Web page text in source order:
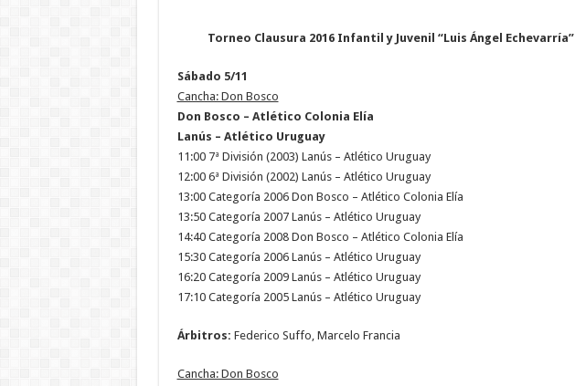
Torneo Clausura 2016 Infantil y Juvenil “Luis Ángel Echevarría”
Sábado 5/11
Cancha: Don Bosco
Don Bosco – Atlético Colonia Elía
Lanús – Atlético Uruguay
11:00 7ª División (2003) Lanús – Atlético Uruguay
12:00 6ª División (2002) Lanús – Atlético Uruguay
13:00 Categoría 2006 Don Bosco – Atlético Colonia Elía
13:50 Categoría 2007 Lanús – Atlético Uruguay
14:40 Categoría 2008 Don Bosco – Atlético Colonia Elía
15:30 Categoría 2006 Lanús – Atlético Uruguay
16:20 Categoría 2009 Lanús – Atlético Uruguay
17:10 Categoría 2005 Lanús – Atlético Uruguay
Árbitros: Federico Suffo, Marcelo Francia
Cancha: Don Bosco